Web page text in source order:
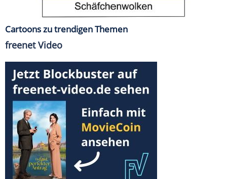
Cartoons zu trendigen Themen
freenet Video